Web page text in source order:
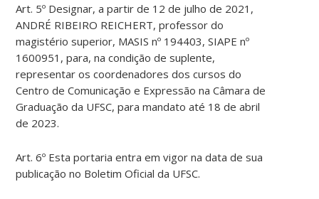
Art. 5º Designar, a partir de 12 de julho de 2021,
ANDRÉ RIBEIRO REICHERT, professor do
magistério superior, MASIS nº 194403, SIAPE nº
1600951, para, na condição de suplente,
representar os coordenadores dos cursos do
Centro de Comunicação e Expressão na Câmara de
Graduação da UFSC, para mandato até 18 de abril
de 2023.
Art. 6º Esta portaria entra em vigor na data de sua
publicação no Boletim Oficial da UFSC.